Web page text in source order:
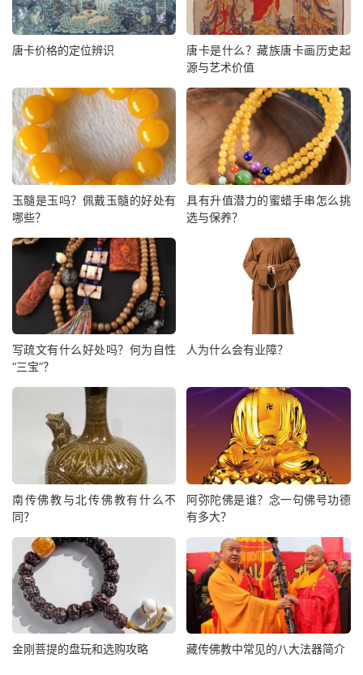
唐卡价格的定位辨识
唐卡是什么？藏族唐卡画历史起
源与艺术价值
玉髓是玉吗？佩戴玉髓的好处有
哪些？
具有升值潜力的蜜蜡手串怎么挑
选与保养？
写疏文有什么好处吗？何为自性
“三宝”？
人为什么会有业障？
南传佛教与北传佛教有什么不
同？
阿弥陀佛是谁？念一句佛号功德
有多大？
金刚菩提的盘玩和选购攻略 藏传佛教中常见的八大法器简介